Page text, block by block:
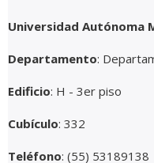
Universidad Autónoma
Departamento:
Edificio: H - 3er piso
Cubículo: 332
Teléfono: (55) 53189138